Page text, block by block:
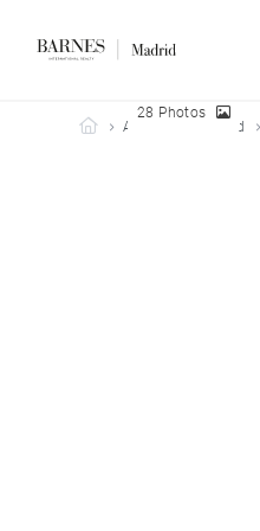
Barnes Madrid
Acheter Madrid
28 Photos